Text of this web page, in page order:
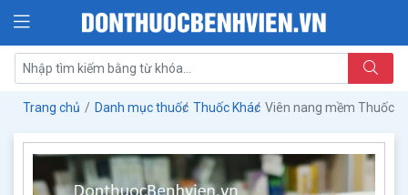
Trang chủ Danh mục thuốc Thuốc Khác Viên nang mềm Thuốc